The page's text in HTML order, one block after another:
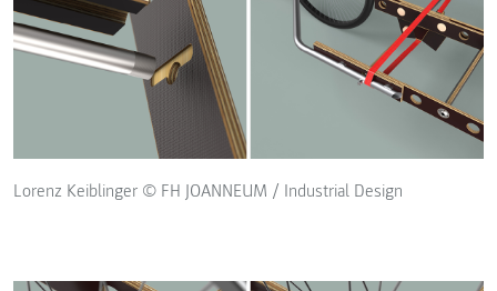
Lorenz Keiblinger © FH JOANNEUM / Industrial Design